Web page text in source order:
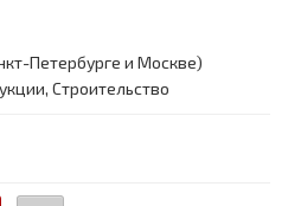
Петербурге и Москве)
Строительство